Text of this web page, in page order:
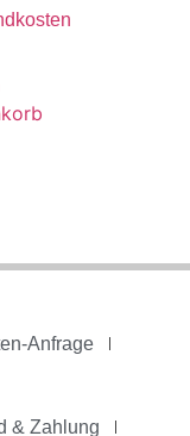
Anfrage
& Zahlung